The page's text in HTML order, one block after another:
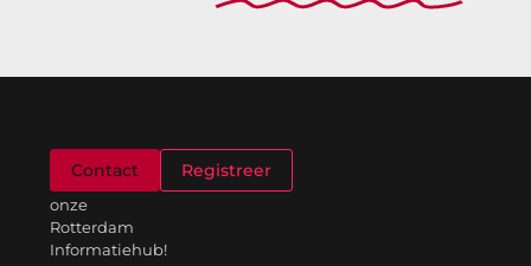
onze
Rotterdam
Informatiehub!
Contact Registreer